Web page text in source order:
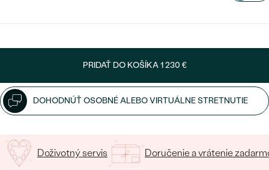
Bestsellery
PRIDAŤ DO KOŠÍKA1 230 €
DOHODNÚŤ OSOBNÉ ALEBO VIRTUÁLNE STRETNUTIE
Doživotný servis Doručenie a vrátenie